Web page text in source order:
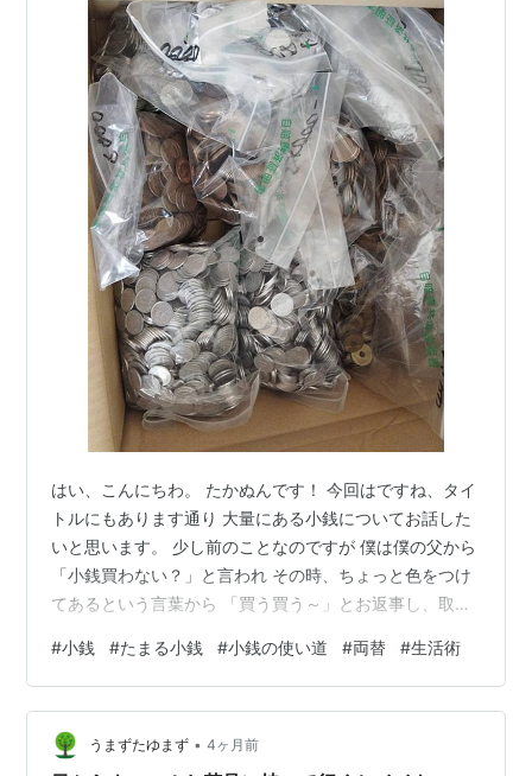
はい、こんにちわ。 たかぬんです！ 今回はですね、タイ
トルにもあります通り 大量にある小銭についてお話した
いと思います。 少し前のことなのですが 僕は僕の父から
「小銭買わない？」と言われ その時、ちょっと色をつけ
てあるという言葉から 「買う買う～」とお返事し、取引
ンサーリンク すっごい大量(笑) １円玉、５円玉、１０円
玉、５０円玉 の４種類でこれだけあります(笑) ここまで
あると流石に使い切るまで何年かかるのか…… そんなこ
とを考えてしまいますが うちの嫁が色々とやってくれて
#小銭 #たまる小銭 #小銭の使い道 #両替 #生活術
うまずたゆまず • 4ヶ月前